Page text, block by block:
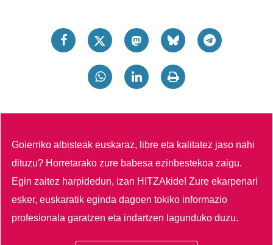
Goierriko albisteak euskaraz, libre eta kalitatez jaso nahi
dituzu? Horretarako zure babesa ezinbestekoa zaigu.
Egin zaitez harpidedun, izan HITZAkide!Zure ekarpenari
esker, euskaratik eginda dagoen tokiko informazio
profesionala garatzen eta indartzen lagunduko duzu.